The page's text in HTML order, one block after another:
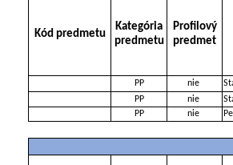
Kód predmetu
Kategória
predmetu
Profilový
predmet
PP nie
PP
nie
PP
nie